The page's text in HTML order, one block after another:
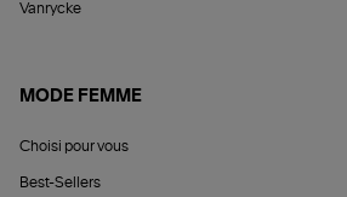
Vanrycke
MODE FEMME
Choisi pour vous
Best-Sellers